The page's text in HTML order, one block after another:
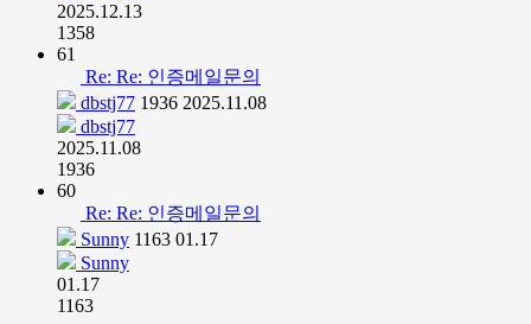
2025.12.13
1358
61
Re: Re: 인증메일문의
dbstj77 1936 2025.11.08
dbstj77
2025.11.08
1936
60
Re: Re: 인증메일문의
Sunny 1163 01.17
Sunny
01.17
1163